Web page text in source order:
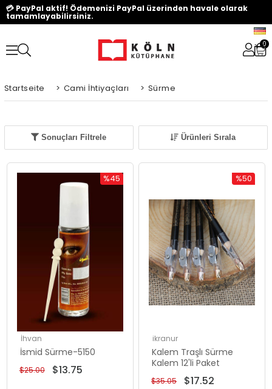
💳 PayPal aktif! Ödemenizi PayPal üzerinden havale olarak
tamamlayabilirsiniz.
0
Startseite > Cami İhtiyaçları > Sürme
Sonuçları Filtrele Ürünleri Sırala
İhvan
İsmid Sürme-5150
$13.75
$25.00
%45
ikranur
Kalem Traşlı Sürme
Kalem 12'li Paket
$17.52
$35.05
%50